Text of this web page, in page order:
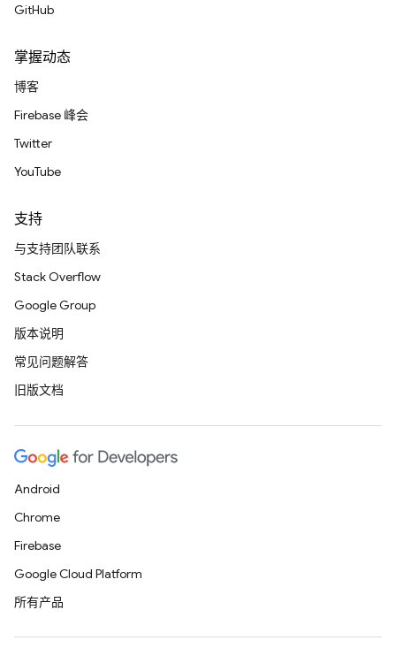
GitHub
掌握动态
博客
Firebase 峰会
Twitter
YouTube
支持
与支持团队联系
Stack Overflow
Google Group
版本说明
常见问题解答
旧版文档
Android
Chrome
Firebase
Google Cloud Platform
所有产品